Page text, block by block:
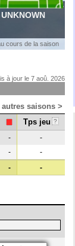
UNKNOWN
cours de la saison
à jour le 7 aoû. 2026
autres saisons >
Tps jeu ?
-
-
-
-
- -